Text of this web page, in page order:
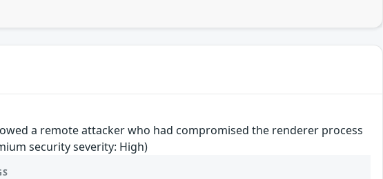
a remote attacker who had compromised the renderer process
security severity: High)